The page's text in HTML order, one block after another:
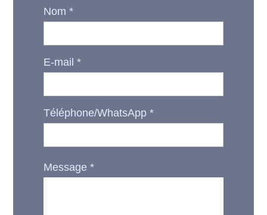
Nom*
E-mail*
Téléphone/WhatsApp*
Message*